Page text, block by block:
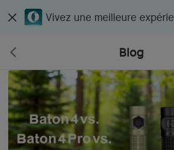
Vivez une meilleure
Blog